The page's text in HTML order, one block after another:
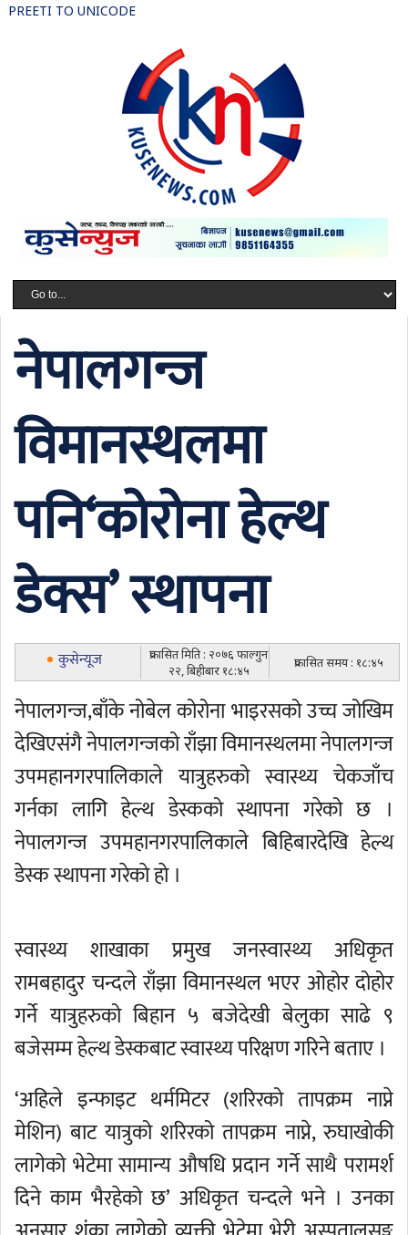
PREETI TO UNICODE
नेपालगन्ज
विमानस्थलमा
पनि‘कोरोना हेल्थ
डेक्स’ स्थापना
कुसेन्यूज
प्रकासित मिति : २०७६ फाल्गुन
२२, बिहीबार १८:४५
प्रकासित समय : १८:४५
नेपालगन्ज,बाँके नोबेल कोरोना भाइरसको उच्च जोखिम
देखिएसंगै नेपालगन्जको राँझा विमानस्थलमा नेपालगन्ज
उपमहानगरपालिकाले यात्रुहरुको स्वास्थ्य चेकजाँच
गर्नका लागि हेल्थ डेस्कको स्थापना गरेको छ ।
नेपालगन्ज उपमहानगरपालिकाले बिहिबारदेखि हेल्थ
डेस्क स्थापना गरेकाे हाे ।
स्वास्थ्य शाखाका प्रमुख जनस्वास्थ्य अधिकृत
रामबहादुर चन्दले राँझा विमानस्थल भएर ओहोर दोहोर
गर्ने यात्रुहरुको बिहान ५ बजेदेखी बेलुका साढे ९
बजेसम्म हेल्थ डेस्कबाट स्वास्थ्य परिक्षण गरिने बताए ।
‘अहिले इन्फाइट थर्ममिटर (शरिरको तापक्रम नाप्ने
मेशिन) बाट यात्रुको शरिरको तापक्रम नाप्ने, रुघाखोकी
लागेको भेटेमा सामान्य औषधि प्रदान गर्ने साथै परामर्श
दिने काम भैरहेको छ’ अधिकृत चन्दले भने । उनका